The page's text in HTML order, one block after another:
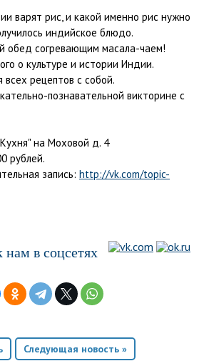
варят рис, и какой именно рис нужно
индийское блюдо.
обед согревающим масала-чаем!
о культуре и истории Индии.
всех рецептов с собой.
познавательной викторине с
на Моховой д. 4
рублей.
запись: http://vk.com/topic-
нам в соцсетях
Следующая новость »